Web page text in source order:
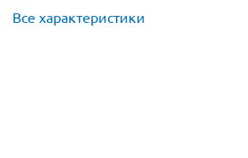
Все характеристики